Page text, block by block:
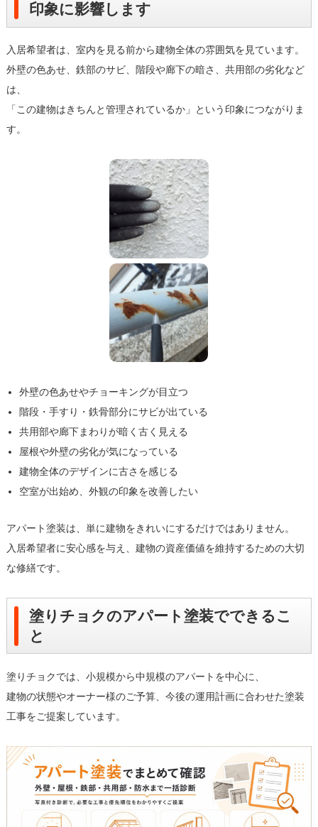
印象に影響します
入居希望者は、室内を見る前から建物全体の雰囲気を見ています。
外壁の色あせ、鉄部のサビ、階段や廊下の暗さ、共用部の劣化など
は、
「この建物はきちんと管理されているか」という印象につながりま
す。
外壁の色あせやチョーキングが目立つ
階段・手すり・鉄骨部分にサビが出ている
共用部や廊下まわりが暗く古く見える
屋根や外壁の劣化が気になっている
建物全体のデザインに古さを感じる
空室が出始め、外観の印象を改善したい
アパート塗装は、単に建物をきれいにするだけではありません。
入居希望者に安心感を与え、建物の資産価値を維持するための大切
な修繕です。
塗りチョクのアパート塗装でできるこ
と
塗りチョクでは、小規模から中規模のアパートを中心に、
建物の状態やオーナー様のご予算、今後の運用計画に合わせた塗装
工事をご提案しています。